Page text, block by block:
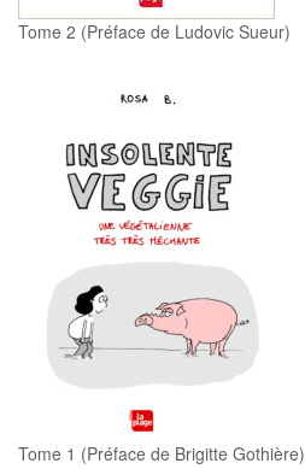
Tome 2 (Préface de Ludovic Sueur)
Tome 1 (Préface de Brigitte Gothière)